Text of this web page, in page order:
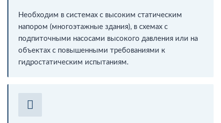
Необходим в системах с высоким статическим
напором (многоэтажные здания), в схемах с
подпиточными насосами высокого давления или на
объектах с повышенными требованиями к
гидростатическим испытаниям.